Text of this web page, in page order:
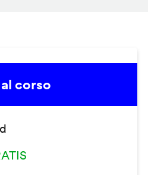
corso